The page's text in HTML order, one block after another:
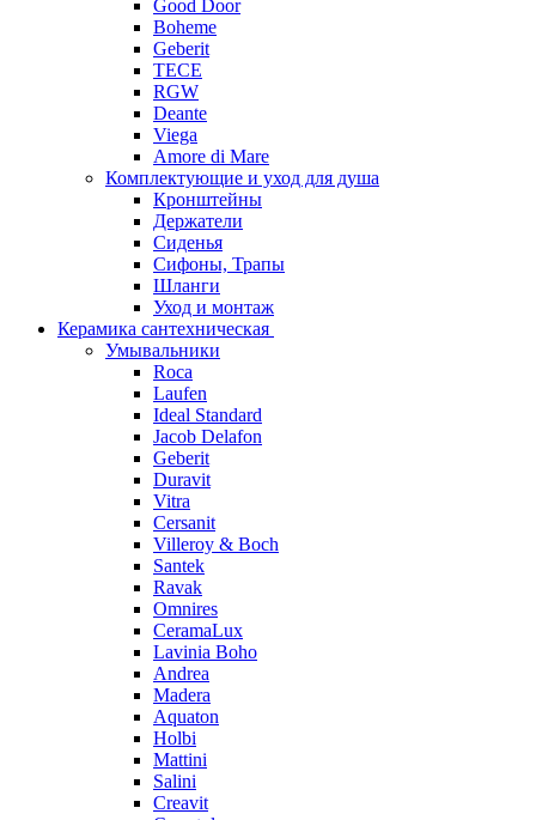
Good Door
Boheme
Geberit
TECE
RGW
Deante
Viega
Amore di Mare
Комплектующие и уход для душа
Кронштейны
Держатели
Сиденья
Сифоны, Трапы
Шланги
Уход и монтаж
Керамика сантехническая
Умывальники
Roca
Laufen
Ideal Standard
Jacob Delafon
Geberit
Duravit
Vitra
Cersanit
Villeroy & Boch
Santek
Ravak
Omnires
CeramaLux
Lavinia Boho
Andrea
Madera
Aquaton
Holbi
Mattini
Salini
Creavit